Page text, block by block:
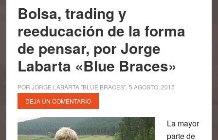
Bolsa, trading y
reeducación de la forma
de pensar, por Jorge
Labarta «Blue Braces»
POR JORGE LABARTA "BLUE BRACES". 5 AGOSTO, 2015
DEJA UN COMENTARIO
La mayor
parte de